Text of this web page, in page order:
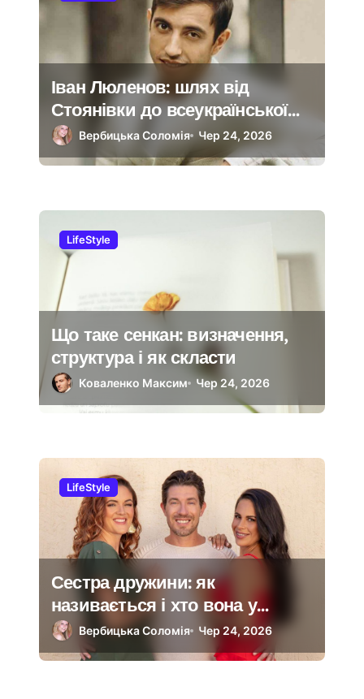
Іван Люленов: шлях від
Стоянівки до всеукраїнської
сцениВербицька Соломія Чер 24, 2026
LifeStyle
Що таке сенкан: визначення,
структура і як скласти
Коваленко Максим Чер 24, 2026
LifeStyle
Сестра дружини: як
називається і хто вона у
родиніВербицька Соломія Чер 24, 2026